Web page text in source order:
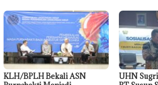
KLH/BPLH Bekali ASN
UHN